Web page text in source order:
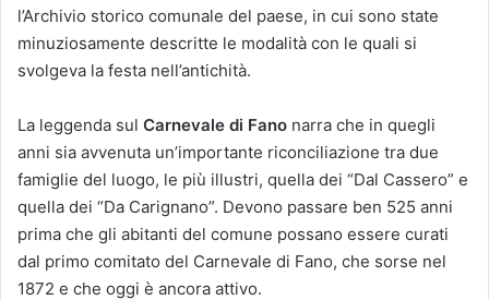
l’Archivio storico comunale del paese, in cui sono state
minuziosamente descritte le modalità con le quali si
svolgeva la festa nell’antichità.
La leggenda sul Carnevale di Fano narra che in quegli
anni sia avvenuta un’importante riconciliazione tra due
famiglie del luogo, le più illustri, quella dei “Dal Cassero” e
quella dei “Da Carignano”. Devono passare ben 525 anni
prima che gli abitanti del comune possano essere curati
dal primo comitato del Carnevale di Fano, che sorse nel
1872 e che oggi è ancora attivo.